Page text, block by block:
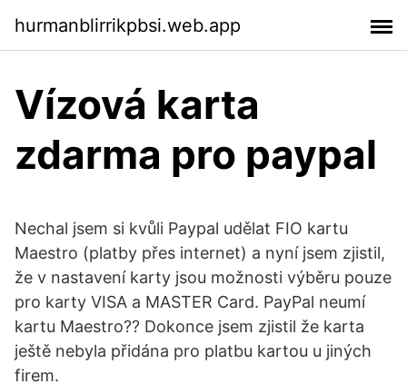
hurmanblirrikpbsi.web.app
Vízová karta
zdarma pro paypal
Nechal jsem si kvůli Paypal udělat FIO kartu
Maestro (platby přes internet) a nyní jsem zjistil,
že v nastavení karty jsou možnosti výběru pouze
pro karty VISA a MASTER Card. PayPal neumí
kartu Maestro?? Dokonce jsem zjistil že karta
ještě nebyla přidána pro platbu kartou u jiných
firem.